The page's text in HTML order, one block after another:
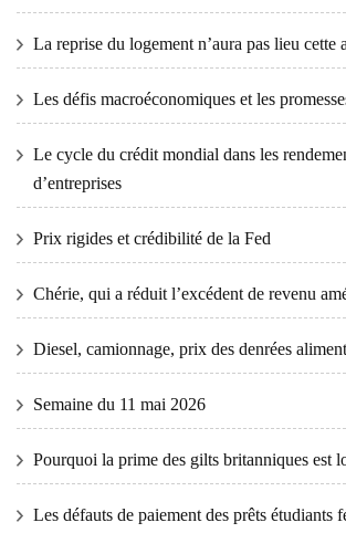
La reprise du logement n’aura pas lieu cette
Les défis macroéconomiques et les
Le cycle du crédit mondial dans les
d’entreprises
Prix ​​​​rigides et crédibilité de la Fed
Chérie, qui a réduit l’excédent de revenu
Diesel, camionnage, prix des denrées
Semaine du 11 mai 2026
Pourquoi la prime des gilts britanniques est
Les défauts de paiement des prêts étudiants